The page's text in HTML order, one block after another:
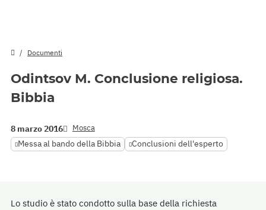
Documenti
Odintsov M. Conclusione religiosa.
Bibbia
8 marzo 2016 Mosca
Messa al bando della Bibbia Conclusioni dell'esperto
Lo studio è stato condotto sulla base della richiesta